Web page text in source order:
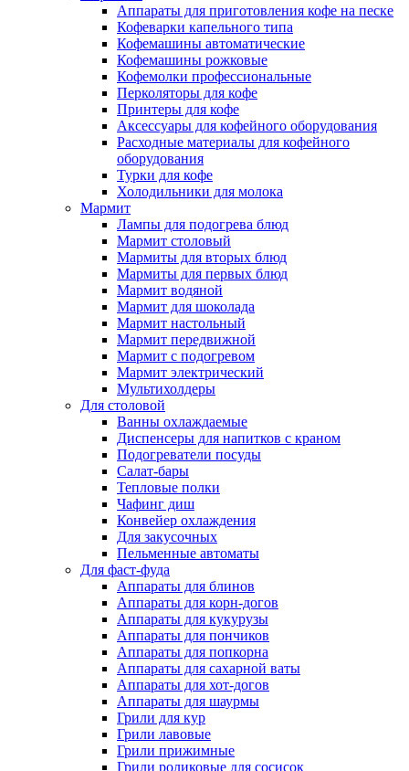
Аппараты для приготовления кофе на песке
Кофеварки капельного типа
Кофемашины автоматические
Кофемашины рожковые
Кофемолки профессиональные
Перколяторы для кофе
Принтеры для кофе
Аксессуары для кофейного оборудования
Расходные материалы для кофейного
оборудования
Турки для кофе
Холодильники для молока
Мармит
Лампы для подогрева блюд
Мармит столовый
Мармиты для вторых блюд
Мармиты для первых блюд
Мармит водяной
Мармит для шоколада
Мармит настольный
Мармит передвижной
Мармит с подогревом
Мармит электрический
Мультихолдеры
Для столовой
Ванны охлаждаемые
Диспенсеры для напитков с краном
Подогреватели посуды
Салат-бары
Тепловые полки
Чафинг диш
Конвейер охлаждения
Для закусочных
Пельменные автоматы
Для фаст-фуда
Аппараты для блинов
Аппараты для корн-догов
Аппараты для кукурузы
Аппараты для пончиков
Аппараты для попкорна
Аппараты для сахарной ваты
Аппараты для хот-догов
Аппараты для шаурмы
Грили для кур
Грили лавовые
Грили прижимные
Грили роликовые для сосисок